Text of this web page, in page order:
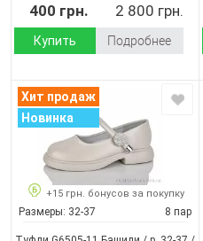
400 грн. 2 800 грн.
Купить Подробнее
Хит продаж
Новинка
+15 грн. бонусов за покупку
Размеры: 32-37 8 пар